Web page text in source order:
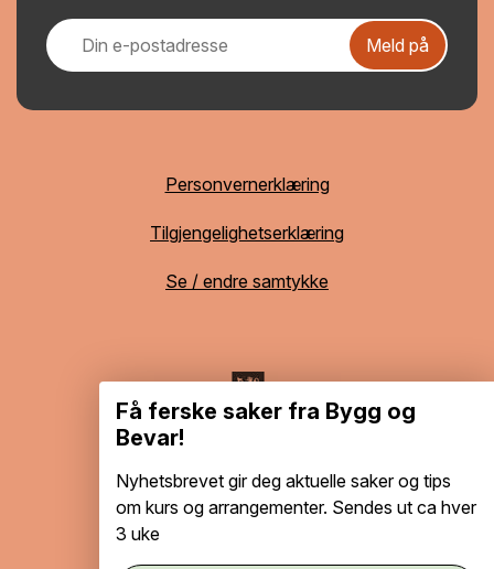
Meld på
Personvernerklæring
Tilgjengelighetserklæring
Se / endre samtykke
Få ferske saker fra Bygg og
Bevar!
Nyhetsbrevet gir deg aktuelle saker og tips
om kurs og arrangementer. Sendes ut ca hver
3 uke